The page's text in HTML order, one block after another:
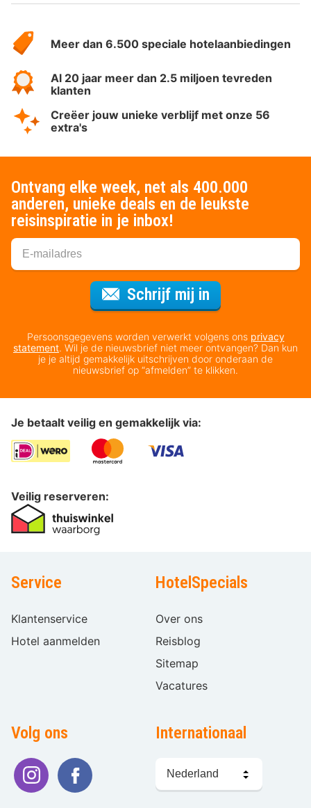
HotelSpecials
Meer dan 6.500 speciale hotelaanbiedingen
Al 20 jaar meer dan 2.5 miljoen tevreden
klanten
Creëer jouw unieke verblijf met onze 56
extra's
Ontvang elke week, net als 400.000
anderen, unieke deals en de leukste
reisinspiratie in je inbox!
Schrijf mij in
Persoonsgegevens worden verwerkt volgens ons privacy
statement. Wil je de nieuwsbrief niet meer ontvangen? Dan kun
je je altijd gemakkelijk uitschrijven door onderaan de
nieuwsbrief op “afmelden” te klikken.
Je betaalt veilig en gemakkelijk via:
Veilig reserveren:
Service
Klantenservice
Hotel aanmelden
HotelSpecials
Over ons
Reisblog
Sitemap
Vacatures
Volg ons Internationaal
kiezen